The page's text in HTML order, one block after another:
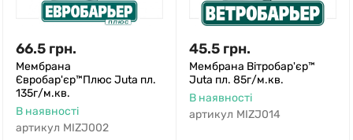
66.5 грн.
Мембрана
Євробар'єр™Плюс Juta пл.
135г/м.кв.
В наявності
артикул MIZJ002
45.5 грн.
Мембрана Вітробар'єр™
Juta пл. 85г/м.кв.
В наявності
артикул MIZJ014